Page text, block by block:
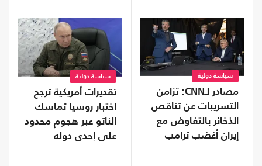
سياسة دولية
مصادر لـCNN: تزامن
التسريبات عن تناقص
الذخائر بالتفاوض مع
إيران أغضب ترامب
سياسة دولية
تقديرات أمريكية ترجح
اختبار روسيا تماسك
الناتو عبر هجوم محدود
على إحدى دوله